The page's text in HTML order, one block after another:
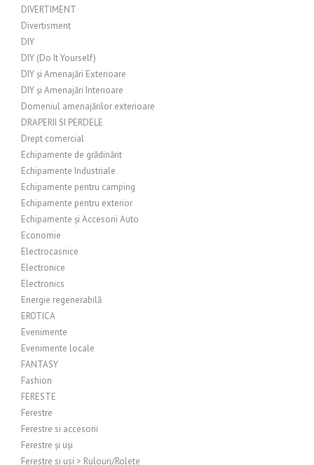
DIVERTIMENT
Divertisment
DIY
DIY (Do It Yourself)
DIY și Amenajări Exterioare
DIY și Amenajări Interioare
Domeniul amenajărilor exterioare
DRAPERII SI PERDELE
Drept comercial
Echipamente de grădinărit
Echipamente Industriale
Echipamente pentru camping
Echipamente pentru exterior
Echipamente și Accesorii Auto
Economie
Electrocasnice
Electronice
Electronics
Energie regenerabilă
EROTICA
Evenimente
Evenimente locale
FANTASY
Fashion
FERESTE
Ferestre
Ferestre si accesorii
Ferestre și uși
Ferestre si usi > Rulouri/Rolete